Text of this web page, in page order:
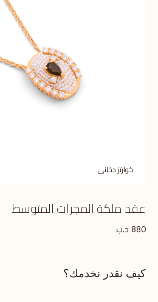
كوارتز دخاني
عقد ملكة المجرات المتوسط
880 د.ب
كيف نقدر نخدمك؟